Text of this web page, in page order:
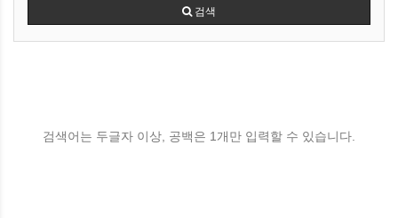
검색
검색어는 두글자 이상, 공백은 1개만 입력할 수 있습니다.